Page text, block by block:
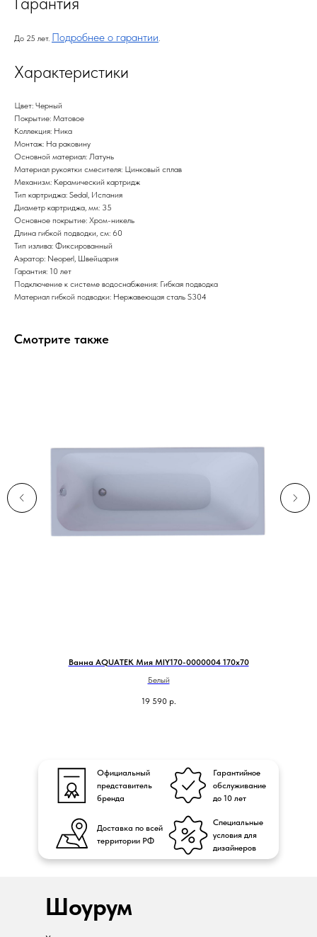
До 25 лет. Подробнее о гарантии.
Характеристики
Цвет: Черный
Покрытие: Матовое
Коллекция: Ника
Монтаж: На раковину
Основной материал: Латунь
Материал рукоятки смесителя: Цинковый сплав
Механизм: Керамический картридж
Тип картриджа: Sedal, Испания
Диаметр картриджа, мм: 35
Основное покрытие: Хром-никель
Длина гибкой подводки, см: 60
Тип излива: Фиксированный
Аэратор: Neoperl, Швейцария
Гарантия: 10 лет
Подключение к системе водоснабжения: Гибкая подводка
Материал гибкой подводки: Нержавеющая сталь S304
Смотрите также
Ванна AQUATEK Мия MIY170-0000004 170х70
Белый
19 590 р.
Официальный
представитель
бренда
Доставка по всей
территории РФ
Гарантийное
обслуживание
до 10 лет
Специальные
условия для
дизайнеров
Шоурум